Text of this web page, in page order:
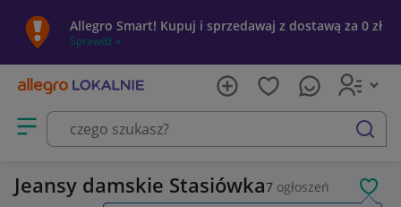
Allegro Smart! Kupuj i sprzedawaj z dostawą za 0 zł
Sprawdź »
Otwórz menu z kategoriami
szukaj
Jeansy damskie Stasiówka7 ogłoszeń